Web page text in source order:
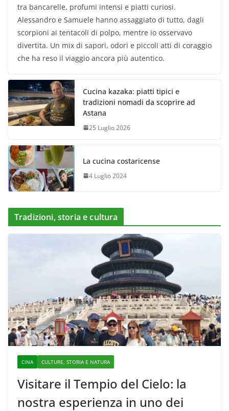
tra bancarelle, profumi intensi e piatti curiosi.
Alessandro e Samuele hanno assaggiato di tutto, dagli
scorpioni ai tentacoli di polpo, mentre io osservavo
divertita. Un mix di sapori, odori e piccoli atti di coraggio
che ha reso il viaggio ancora più autentico.
Cucina kazaka: piatti tipici e
tradizioni nomadi da scoprire ad
Astana
25 Luglio 2026
La cucina costaricense
4 Luglio 2024
Tradizioni, storia e cultura
CINA CULTURE, STORIA E NATURA
Visitare il Tempio del Cielo: la
nostra esperienza in uno dei